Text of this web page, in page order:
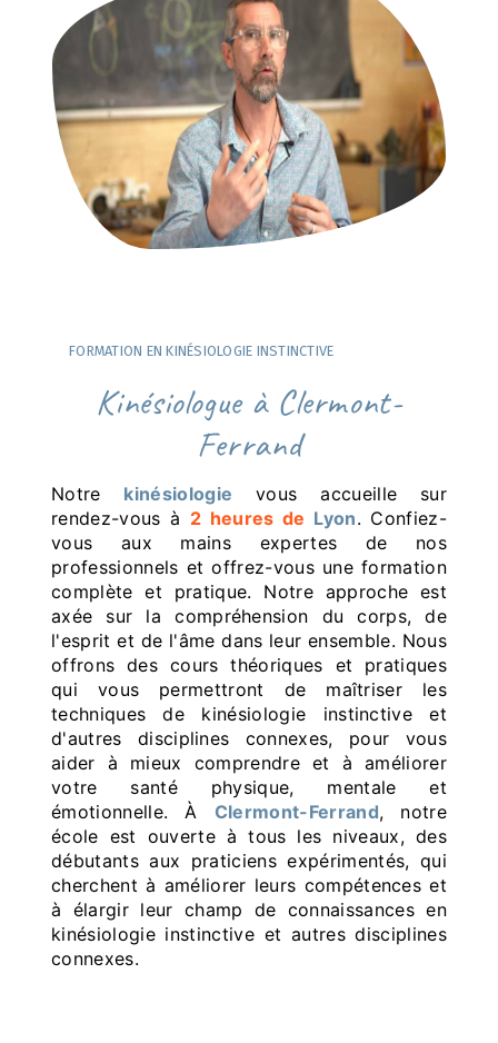
FORMATION EN KINÉSIOLOGIE INSTINCTIVE
kinésiologue à Clermont-
Ferrand
Notre kinésiologie vous accueille sur
rendez-vous à 2 heures de Lyon. Confiez-
vous aux mains expertes de nos
professionnels et offrez-vous une formation
complète et pratique. Notre approche est
axée sur la compréhension du corps, de
l'esprit et de l'âme dans leur ensemble. Nous
offrons des cours théoriques et pratiques
qui vous permettront de maîtriser les
techniques de kinésiologie instinctive et
d'autres disciplines connexes, pour vous
aider à mieux comprendre et à améliorer
votre santé physique, mentale et
émotionnelle. À Clermont-Ferrand, notre
école est ouverte à tous les niveaux, des
débutants aux praticiens expérimentés, qui
cherchent à améliorer leurs compétences et
à élargir leur champ de connaissances en
kinésiologie instinctive et autres disciplines
connexes.